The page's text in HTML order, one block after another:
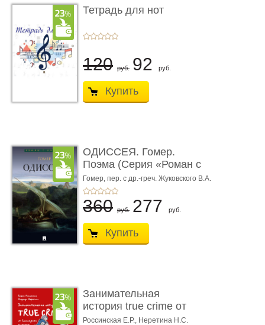
Тетрадь для нот
120 руб. 92 руб.
Купить
ОДИССЕЯ. Гомер.
Поэма (Серия «Роман с
книгой»)
Гомер, пер. с др.-греч. Жуковского В.А.
360 руб. 277 руб.
Купить
Занимательная
история true crime от
Гиппократа до � ...
Россинская Е.Р., Неретина Н.С.